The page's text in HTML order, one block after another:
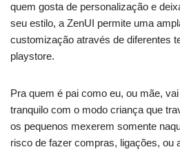
quem gosta de personalização e
seu estilo, a ZenUI permite uma
customização através de diferentes
playstore.
Pra quem é pai como eu, ou mãe,
tranquilo com o modo criança que
os pequenos mexerem somente
risco de fazer compras, ligações, ou